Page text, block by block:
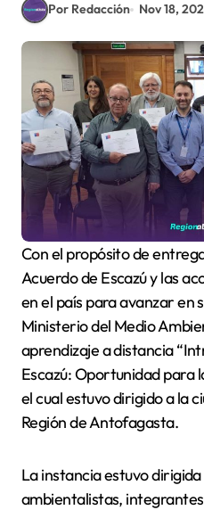
Por Redacción Nov 18,
Con el propósito de entregar conocimiento sobre el
Acuerdo de Escazú y las
en el país para avanzar en
Ministerio del Medio
aprendizaje a distancia
Escazú: Oportunidad para
el cual estuvo dirigido a la
Región de Antofagasta.
La instancia estuvo
ambientalistas,